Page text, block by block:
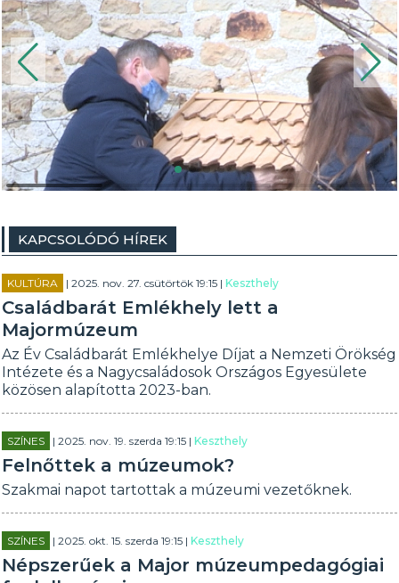
KAPCSOLÓDÓ HÍREK
KULTÚRA | 2025. nov. 27. csütörtök 19:15 |Keszthely
Családbarát Emlékhely lett a
Majormúzeum
Az Év Családbarát Emlékhelye Díjat a Nemzeti Örökség
Intézete és a Nagycsaládosok Országos Egyesülete
közösen alapította 2023-ban.
SZÍNES | 2025. nov. 19. szerda 19:15 |Keszthely
Felnőttek a múzeumok?
Szakmai napot tartottak a múzeumi vezetőknek.
SZÍNES | 2025. okt. 15. szerda 19:15 |Keszthely
Népszerűek a Major múzeumpedagógiai